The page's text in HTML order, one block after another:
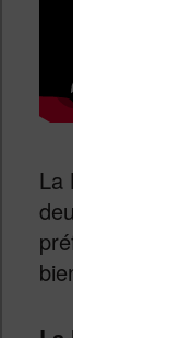
La Kobo Libra
deux couleurs
préférer la
bien au style